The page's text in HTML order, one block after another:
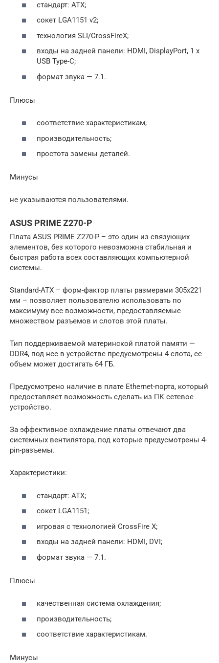
стандарт: ATX;
сокет LGA1151 v2;
технология SLI/CrossFireX;
входы на задней панели: HDMI, DisplayPort, 1 x
USB Type-C;
формат звука — 7.1.
Плюсы
соответствие характеристикам;
производительность;
простота замены деталей.
Минусы
не указываются пользователями.
ASUS PRIME Z270-P
Плата ASUS PRIME Z270-P – это один из связующих
элементов, без которого невозможна стабильная и
быстрая работа всех составляющих компьютерной
системы.
Standard-ATX – форм-фактор платы размерами 305х221
мм – позволяет пользователю использовать по
максимуму все возможности, предоставляемые
множеством разъемов и слотов этой платы.
Тип поддерживаемой материнской платой памяти —
DDR4, под нее в устройстве предусмотрены 4 слота, ее
объем может достигать 64 ГБ.
Предусмотрено наличие в плате Ethernet-порта, который
предоставляет возможность сделать из ПК сетевое
устройство.
За эффективное охлаждение платы отвечают два
системных вентилятора, под которые предусмотрены 4-
pin-разъемы.
Характеристики:
стандарт: ATX;
сокет LGA1151;
игровая с технологией CrossFire X;
входы на задней панели: HDMI, DVI;
формат звука — 7.1.
Плюсы
качественная система охлаждения;
производительность;
соответствие характеристикам.
Минусы